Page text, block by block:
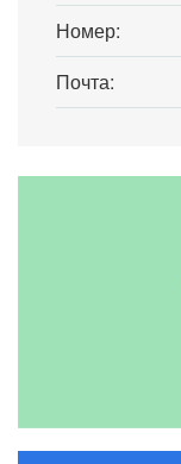
Номер:
Почта: